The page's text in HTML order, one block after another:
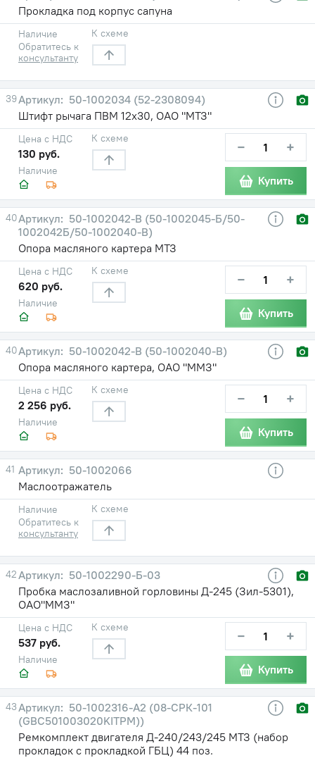
Прокладка под корпус сапуна
Наличие
Обратитесь к
консультанту
К схеме
39
50-1002034 (52-2308094)
Штифт рычага ПВМ 12х30, ОАО "МТЗ"
Наличие
Цена с НДС
130 руб.
К схеме − +
Купить
40
50-1002042-В (50-1002045-Б/50-
1002042Б/50-1002040-В)
Опора масляного картера МТЗ
Наличие
Цена с НДС
620 руб.
К схеме − +
Купить
40
50-1002042-В (50-1002040-В)
Опора масляного картера, ОАО "ММЗ"
Наличие
Цена с НДС
2 256 руб.
К схеме − +
Купить
41
50-1002066
Маслоотражатель
Наличие
Обратитесь к
консультанту
К схеме
42
50-1002290-Б-03
Пробка маслозаливной горловины Д-245 (Зил-5301),
ОАО"ММЗ"
Наличие
Цена с НДС
537 руб.
К схеме − +
Купить
43
50-1002316-А2 (08-СРК-101
(GBC501003020KITPM))
Ремкомплект двигателя Д-240/243/245 МТЗ (набор
прокладок с прокладкой ГБЦ) 44 поз.